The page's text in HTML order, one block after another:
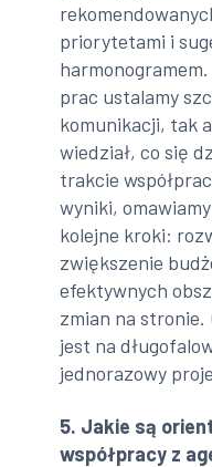
priorytetami i
prac ustalamy
komunikacji, tak
wiedział, co się
trakcie
wyniki,
kolejne kroki:
zwiększenie
efektywnych
zmian na stronie.
jest na
jednorazowy
5. Jakie są
współpracy z